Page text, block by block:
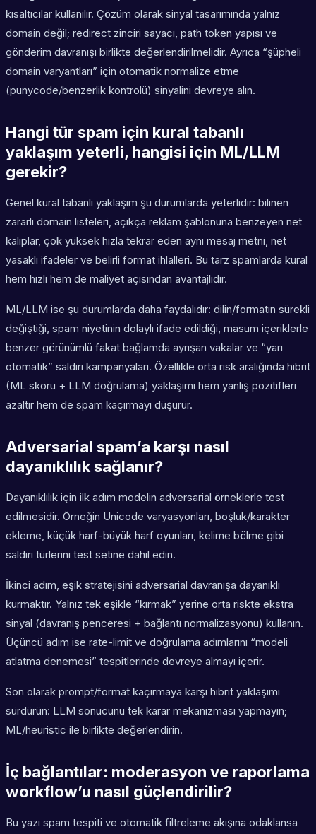
kısaltıcılar kullanılır. Çözüm olarak sinyal tasarımında yalnız
domain değil; redirect zinciri sayacı, path token yapısı ve
gönderim davranışı birlikte değerlendirilmelidir. Ayrıca “şüpheli
domain varyantları” için otomatik normalize etme
(punycode/benzerlik kontrolü) sinyalini devreye alın.
Hangi tür spam için kural tabanlı
yaklaşım yeterli, hangisi için ML/LLM
gerekir?
Genel kural tabanlı yaklaşım şu durumlarda yeterlidir: bilinen
zararlı domain listeleri, açıkça reklam şablonuna benzeyen net
kalıplar, çok yüksek hızla tekrar eden aynı mesaj metni, net
yasaklı ifadeler ve belirli format ihlalleri. Bu tarz spamlarda kural
hem hızlı hem de maliyet açısından avantajlıdır.
ML/LLM ise şu durumlarda daha faydalıdır: dilin/formatın sürekli
değiştiği, spam niyetinin dolaylı ifade edildiği, masum içeriklerle
benzer görünümlü fakat bağlamda ayrışan vakalar ve “yarı
otomatik” saldırı kampanyaları. Özellikle orta risk aralığında hibrit
(ML skoru + LLM doğrulama) yaklaşımı hem yanlış pozitifleri
azaltır hem de spam kaçırmayı düşürür.
Adversarial spam’a karşı nasıl
dayanıklılık sağlanır?
Dayanıklılık için ilk adım modelin adversarial örneklerle test
edilmesidir. Örneğin Unicode varyasyonları, boşluk/karakter
ekleme, küçük harf-büyük harf oyunları, kelime bölme gibi
saldırı türlerini test setine dahil edin.
İkinci adım, eşik stratejisini adversarial davranışa dayanıklı
kurmaktır. Yalnız tek eşikle “kırmak” yerine orta riskte ekstra
sinyal (davranış penceresi + bağlantı normalizasyonu) kullanın.
Üçüncü adım ise rate-limit ve doğrulama adımlarını “modeli
atlatma denemesi” tespitlerinde devreye almayı içerir.
Son olarak prompt/format kaçırmaya karşı hibrit yaklaşımı
sürdürün: LLM sonucunu tek karar mekanizması yapmayın;
ML/heuristic ile birlikte değerlendirin.
İç bağlantılar: moderasyon ve raporlama
workflow’u nasıl güçlendirilir?
Bu yazı spam tespiti ve otomatik filtreleme akışına odaklansa